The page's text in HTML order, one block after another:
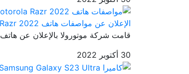
الإعلان عن مواصفات هاتف Motorola Razr 2022
قامت شركة موتورولا بالإعلان عن هاتف Motorola Razr 2022 في 11 أغسطس ...
30 أكتوبر 2022